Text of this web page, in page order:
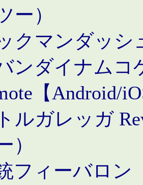
ー）
クマンダッシ
ンダイナムコ
【Android/
ルガレッガ
）
フィーバロン